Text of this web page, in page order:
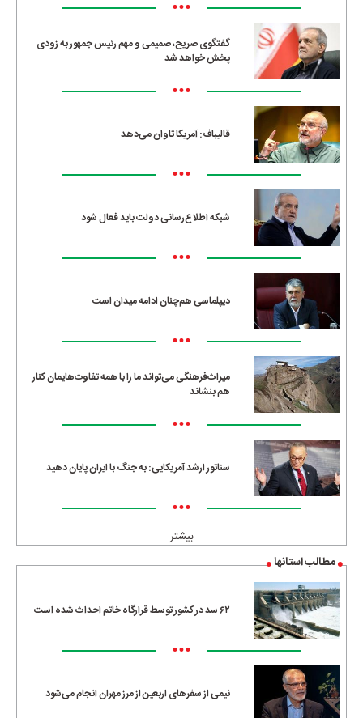
•••
گفتگوی صریح، صمیمی و مهم رئیس جمهور به زودی
پخش خواهد شد
•••
قالیباف: آمریکا تاوان می‌دهد
•••
شبکه اطلاع‌رسانی دولت باید فعال شود
•••
دیپلماسی هم‌چنان ادامه میدان است
•••
میراث‌فرهنگی می‌تواند ما را با همه تفاوت‌هایمان کنار
هم بنشاند
•••
سناتور ارشد آمریکایی: به جنگ با ایران پایان دهید
•••
بیشتر
مطالب استانها
۶۲ سد در کشور توسط قرارگاه خاتم احداث شده است
•••
نیمی از سفرهای اربعین از مرز مهران انجام می‌شود